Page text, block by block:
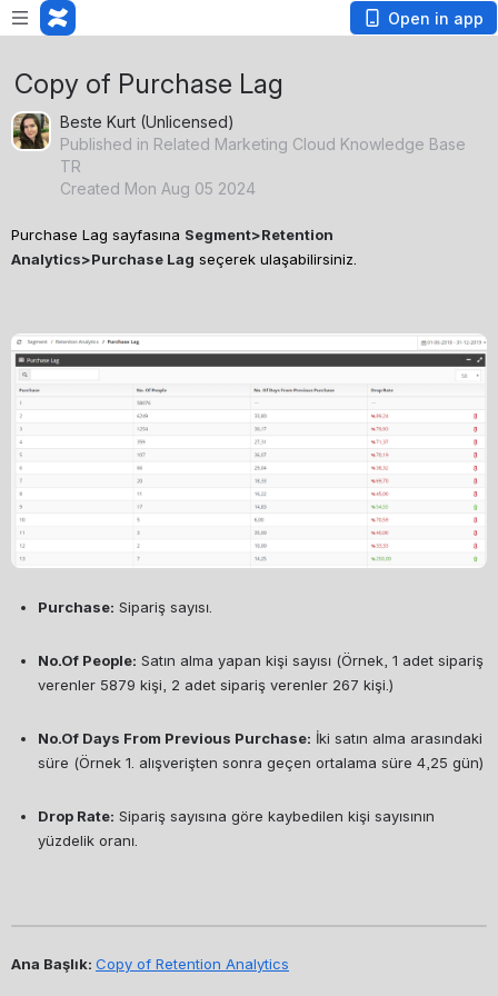
Open in app
Copy of Purchase Lag
Beste Kurt (Unlicensed)
Published in Related Marketing Cloud Knowledge Base
TR
Created Mon Aug 05 2024
Purchase Lag sayfasına Segment>Retention
Analytics>Purchase Lag seçerek ulaşabilirsiniz.
Open
Purchase: Sipariş sayısı.
No.Of People: Satın alma yapan kişi sayısı (Örnek, 1 adet sipariş
verenler 5879 kişi, 2 adet sipariş verenler 267 kişi.)
No.Of Days From Previous Purchase: İki satın alma arasındaki
süre (Örnek 1. alışverişten sonra geçen ortalama süre 4,25 gün)
Drop Rate: Sipariş sayısına göre kaybedilen kişi sayısının
yüzdelik oranı.
Ana Başlık: Copy of Retention Analytics